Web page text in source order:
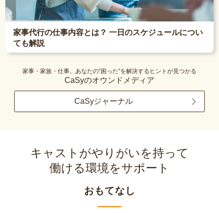
家事代行の仕事内容とは？ 一日のスケジュールについ
ても解説
家事・家族・仕事。あなたの“困った”を解決するヒントが見つかる
CaSyのオウンドメディア
CaSyジャーナル
キャストがやりがいを持って
働ける環境をサポート
おもてなし